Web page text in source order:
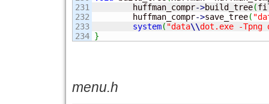
231
232
233
	huffman_compr
->build_tree(
	huffman_compr
->save_tree(
system( "data\\dot.exe -
}
menu.h